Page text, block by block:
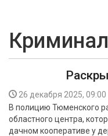
ОБЩЕСТВО
ЭКОНОМИКА
КУЛЬТУРА
БЕЗОПАСНОСТЬ
Криминал
26 декабря 2025, 09:00
В полицию Тюменского
областного центра,
дачном кооперативе у